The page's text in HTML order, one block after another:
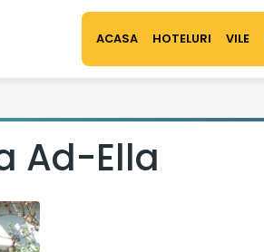
ACASA HOTELURI VILE
Ad-Ella